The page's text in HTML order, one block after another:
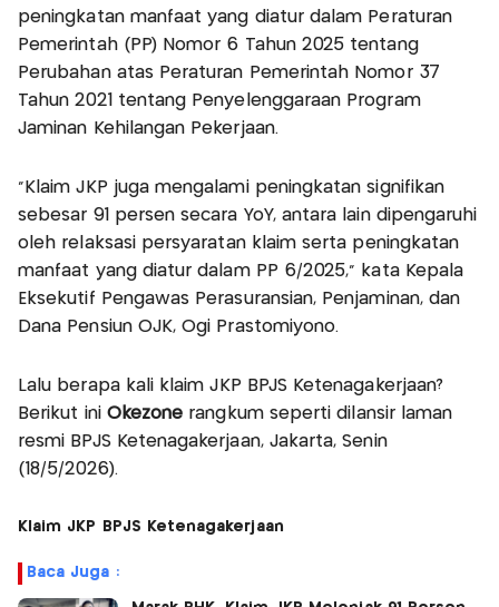
peningkatan manfaat yang diatur dalam Peraturan
Pemerintah (PP) Nomor 6 Tahun 2025 tentang
Perubahan atas Peraturan Pemerintah Nomor 37
Tahun 2021 tentang Penyelenggaraan Program
Jaminan Kehilangan Pekerjaan.
"Klaim JKP juga mengalami peningkatan signifikan
sebesar 91 persen secara YoY, antara lain dipengaruhi
oleh relaksasi persyaratan klaim serta peningkatan
manfaat yang diatur dalam PP 6/2025," kata Kepala
Eksekutif Pengawas Perasuransian, Penjaminan, dan
Dana Pensiun OJK, Ogi Prastomiyono.
Lalu berapa kali klaim JKP BPJS Ketenagakerjaan?
Berikut ini Okezone rangkum seperti dilansir laman
resmi BPJS Ketenagakerjaan, Jakarta, Senin
(18/5/2026).
Klaim JKP BPJS Ketenagakerjaan
Baca Juga :